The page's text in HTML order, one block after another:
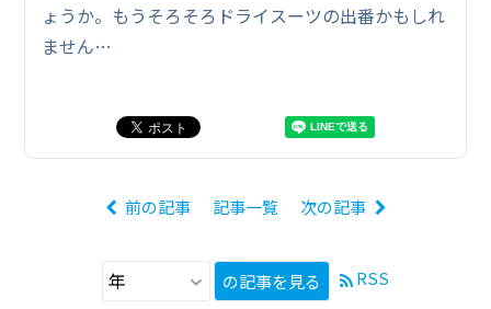
ょうか。もうそろそろドライスーツの出番かもしれ
ません…
前の記事 記事一覧 次の記事
の記事を見る RSS